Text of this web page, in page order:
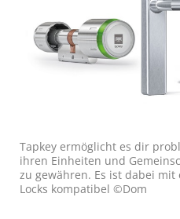
Tapkey ermöglicht es dir
ihren Einheiten und
zu gewähren. Es ist dabei
Locks kompatibel ©Dom